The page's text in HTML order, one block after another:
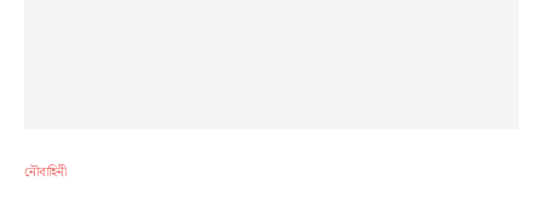
নৌবাহিনী